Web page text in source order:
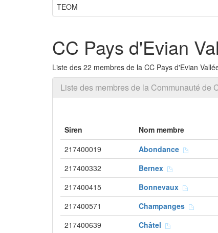
TEOM
CC Pays d'Evian
Liste des 22 membres de la CC Pays d'Evian
Liste des membres de la Communauté de
Siren Nom membre
217400019
Abondance
217400332 Bernex
217400415 Bonnevaux
217400571 Champanges
217400639 Châtel